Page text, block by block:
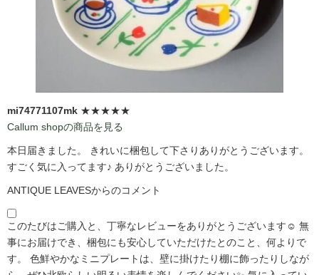
mi74771107mk ★★★★★
Callum shopの商品を見る
本日届きました。 きれいに梱包して下さりありがとうございます。
すごく気に入ってます♪ ありがとうございました。
ANTIQUE LEAVESからのコメント
このたびはご購入と、丁寧なレビューをありがとうございます☺️ 無
事にお届けでき、梱包にも安心していただけたとのこと、何よりで
す。 色鮮やかなミニプレートは、壁に掛けたり棚に飾ったりしなが